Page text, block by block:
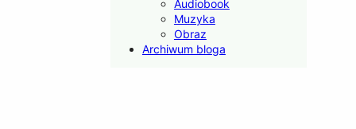
Audiobook
Muzyka
Obraz
Archiwum bloga